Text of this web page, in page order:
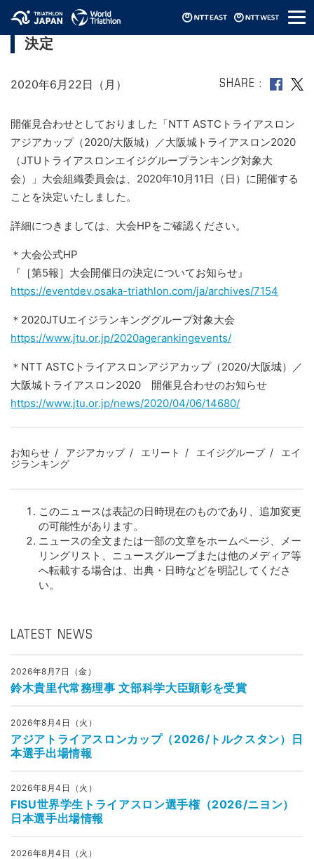
メ
ニ
大阪城トライアスロン2020 延期開催日
決定
2020年6月22日（月） SHARE
開催見合わせとしておりました 「NTT ASTCトライアスロン
アジアカップ（2020/大阪城）／大阪城トライアスロン2020
（JTUトライアスロンエイジグループランキング対象大
会）」大会組織委員会は、2020年10月11日（日）に開催する
ことを決定いたしました。
詳細につきましては、大会HPをご確認ください。
＊大会公式HP
『 ［第5報］大会開催日の決定についてお知らせ』
https://eventdev.osaka-triathlon.com/ja/archives/7154
＊2020JTUエイジランキンググループ対象大会
https://www.jtu.or.jp/2020agerankingevents/
＊NTT ASTCトライアスロンアジアカップ（2020/大阪城）／
大阪城トライアスロン2020 開催見合わせのお知らせ
https://www.jtu.or.jp/news/2020/04/06/14680/
お知らせ アジアカップ エリート エイジグループ
エイ
ジランキング
このニュースは表記の日時現在のものであり、追加変更
の可能性があります。
ニュースの全文または一部の文章をホームページ、メー
リングリスト、ニュースグループまたは他のメディア等
へ転載する場合は、出典・日時などを明記してくださ
い。
LATEST NEWS
2026年8月7日（金）
鈴木貴里代常務理事 文部科学大臣顕彰を受賞
2026年8月4日（火）
アジアトライアスロンカップ（2026/トルクスタン）日
本選手出場情報
2026年8月4日（火）
FISU世界学生トライアスロン選手権（2026/ニヨン）
日本選手出場情報
2026年8月4日（火）